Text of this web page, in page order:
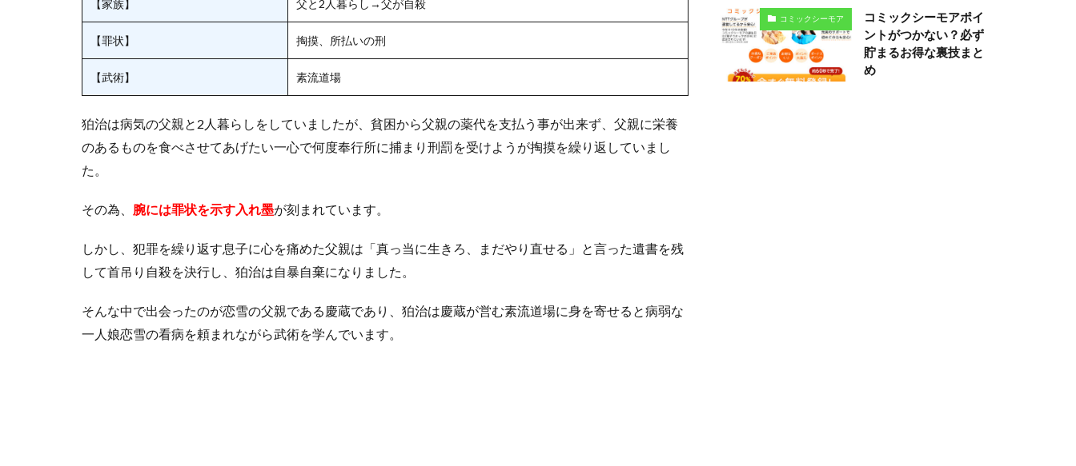
1.2
恋雪
のプ
ロフ
ィー
狛
治
恋
の
出
会
と
別
れ
【家族】 父と2人暮らし→父が自殺
【罪状】 掏摸、所払いの刑
【武術】 素流道場
狛治は病気の父親と2人暮らしをしていましたが、貧困から父親の薬代を支払う事が出来ず、父親に栄養
のあるものを食べさせてあげたい一心で何度奉行所に捕まり刑罰を受けようが掏摸を繰り返していまし
た。
その為、 腕には罪状を示す入れ墨が刻まれています。
しかし、犯罪を繰り返す息子に心を痛めた父親は「真っ当に生きろ、まだやり直せる」と言った遺書を残
して首吊り自殺を決行し、狛治は自暴自棄になりました。
そんな中で出会ったのが恋雪の父親である慶蔵であり、狛治は慶蔵が営む素流道場に身を寄せると病弱な
一人娘恋雪の看病を頼まれながら武術を学んでいます。
コミックシーモア
コミックシーモアポイ
ントがつかない？必ず
貯まるお得な裏技まと
め